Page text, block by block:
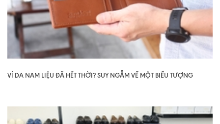
VÍ DA NAM LIỆU ĐÃ HẾT THỜI? SUY NGẪM VỀ MỘT BIỂU TƯỢNG